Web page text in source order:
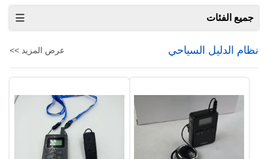
جميع الفئات
نظام الدليل السياحي عرض المزيد >>